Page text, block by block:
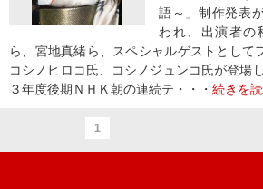
語～」制作発表
われ、出演者の
ら、宮地真緒ら、スペシャルゲストとして
コシノヒロコ氏、コシノジュンコ氏が登
３年度後期ＮＨＫ朝の連続テ・・・ 続きを
1